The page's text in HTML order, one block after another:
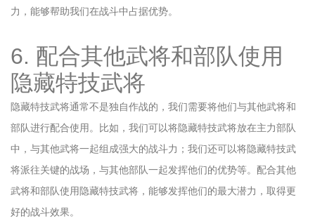
力，能够帮助我们在战斗中占据优势。
6. 配合其他武将和部队使用
隐藏特技武将
隐藏特技武将通常不是独自作战的，我们需要将他们与其他武将和
部队进行配合使用。比如，我们可以将隐藏特技武将放在主力部队
中，与其他武将一起组成强大的战斗力；我们还可以将隐藏特技武
将派往关键的战场，与其他部队一起发挥他们的优势等。配合其他
武将和部队使用隐藏特技武将，能够发挥他们的最大潜力，取得更
好的战斗效果。